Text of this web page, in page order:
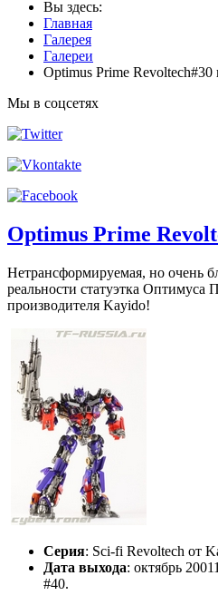
Вы здесь:
Главная
Галерея
Галереи
Optimus Prime Revoltech#30
Мы в соцсетях
Optimus Prime
Нетрансформируемая, но очень
реальности статуэтка Оптимуса
производителя Kayido!
Серия: Sci-fi Revoltech от
Дата выхода: октябрь
#40.